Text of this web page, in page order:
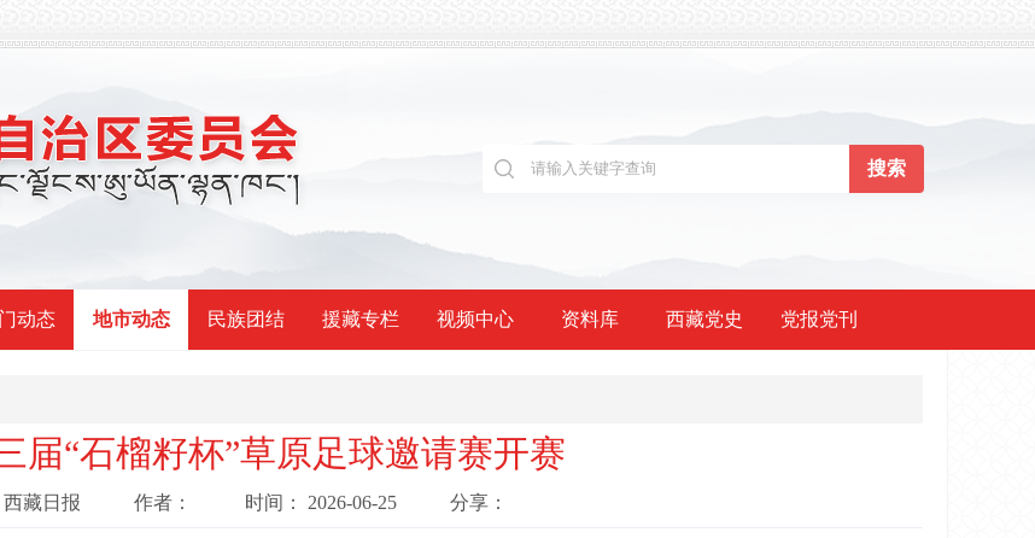
动态 地市动态 民族团结 援藏专栏 视频中心 资料库 西藏党史 党报党刊
届“石榴籽杯”草原足球邀请赛开赛
西藏日报 作者： 时间： 2026-06-25 分享：